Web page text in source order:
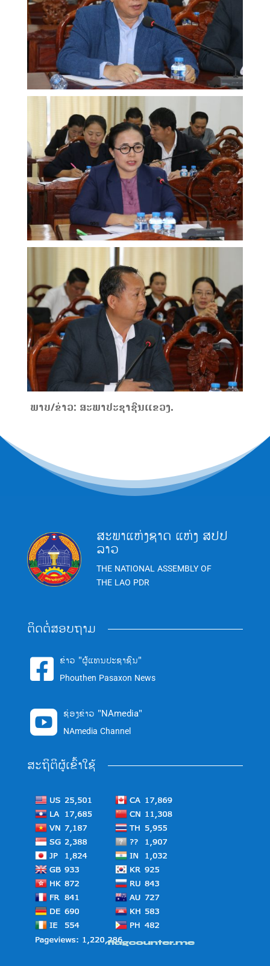
ພາບ/ຂ່າວ: ສະພາປະຊາຊົນແຂວງ.
ສະພາແຫ່ງຊາດ ແຫ່ງ ສປປ
ລາວ
THE NATIONAL ASSEMBLY OF
THE LAO PDR
ຕິດຕໍ່ສອບຖາມ
 ຂ່າວ "ຜູ້ແທນປະຊາຊົນ"
Phouthen Pasaxon News
 ຊ່ອງຂ່າວ "NAmedia"
NAmedia Channel
ສະຖິຕິຜູ້ເຂົ້າໃຊ້